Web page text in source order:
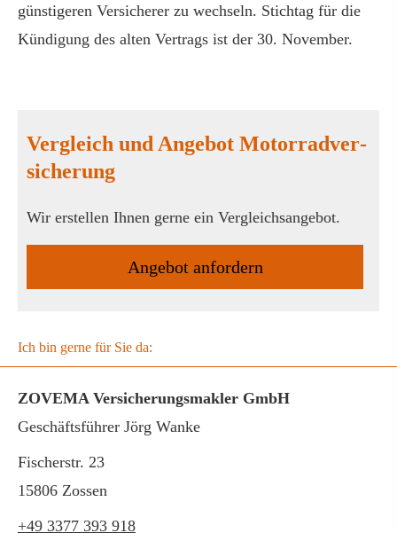
günstigeren Versicherer zu wechseln. Stichtag für die
Kündigung des alten Vertrags ist der 30. November.
Vergleich und Angebot Motor­rad­ver­
sicherung
Wir erstellen Ihnen gerne ein Vergleichsangebot.
An­ge­bot an­for­dern
Ich bin gerne für Sie da:
ZOVEMA Ver­sicherungs­makler GmbH
Geschäftsführer Jörg Wanke
Fischerstr. 23
15806 Zossen
+49 3377 393 918